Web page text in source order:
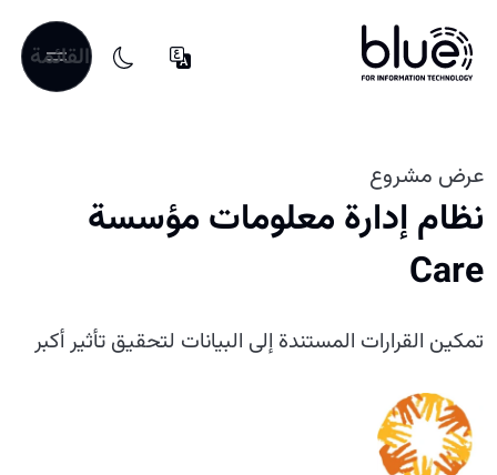
القائمة
عرض مشروع
نظام إدارة معلومات مؤسسة
Care
تمكين القرارات المستندة إلى البيانات لتحقيق تأثير أكبر